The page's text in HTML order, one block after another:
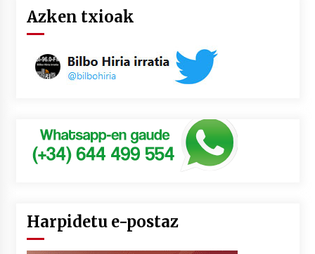
Azken txioak
Harpidetu e-postaz